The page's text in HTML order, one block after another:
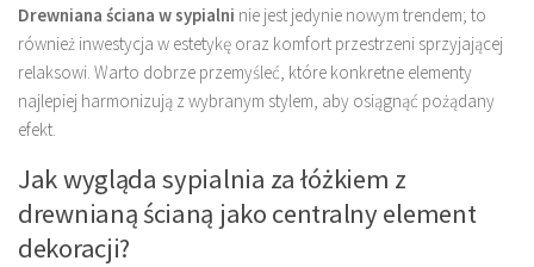
Drewniana ściana w sypialni nie jest jedynie nowym trendem; to
również inwestycja w estetykę oraz komfort przestrzeni sprzyjającej
relaksowi. Warto dobrze przemyśleć, które konkretne elementy
najlepiej harmonizują z wybranym stylem, aby osiągnąć pożądany
efekt.
Jak wygląda sypialnia za łóżkiem z
drewnianą ścianą jako centralny element
dekoracji?